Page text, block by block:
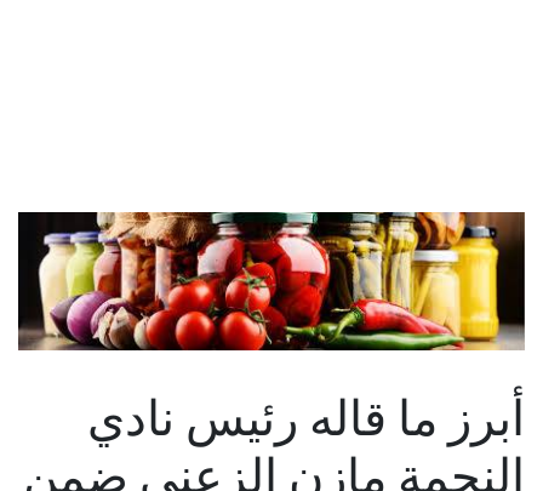
أبرز ما قاله رئيس نادي
النجمة مازن الزعني ضمن